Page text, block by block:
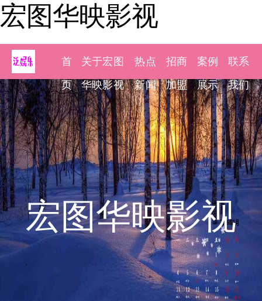
宏图华映影视
首
页
关于宏图
华映影视
热点
新闻
招商
加盟
案例
展示
联系
我们
宏图华映影视